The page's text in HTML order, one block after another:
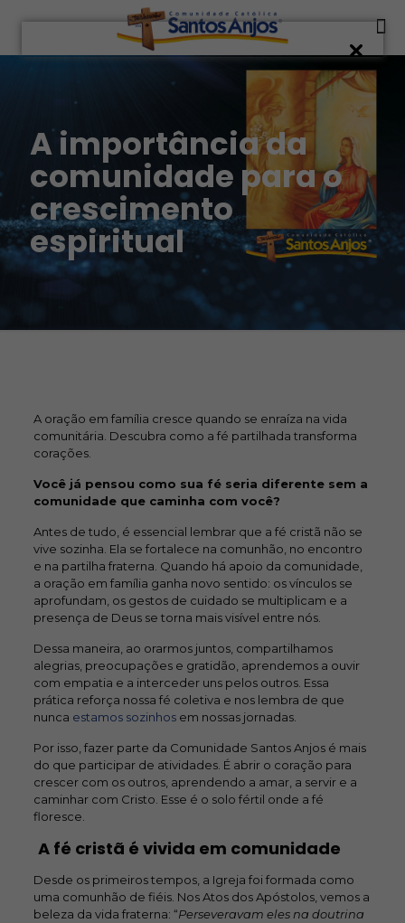
A importância da
comunidade para o
crescimento
espiritual
A oração em família cresce quando se enraíza na vida
comunitária. Descubra como a fé partilhada transforma
corações.
Você já pensou como sua fé seria diferente sem a
comunidade que caminha com você?
Antes de tudo, é essencial lembrar que a fé cristã não se
vive sozinha. Ela se fortalece na comunhão, no encontro
e na partilha fraterna. Quando há apoio da comunidade,
a oração em família ganha novo sentido: os vínculos se
aprofundam, os gestos de cuidado se multiplicam e a
presença de Deus se torna mais visível entre nós.
Dessa maneira, ao orarmos juntos, compartilhamos
alegrias, preocupações e gratidão, aprendemos a ouvir
com empatia e a interceder uns pelos outros. Essa
prática reforça nossa fé coletiva e nos lembra de que
nunca estamos sozinhosem nossas jornadas.
Por isso, fazer parte da Comunidade Santos Anjos é mais
do que participar de atividades. É abrir o coração para
crescer com os outros, aprendendo a amar, a servir e a
caminhar com Cristo. Esse é o solo fértil onde a fé
floresce.
A fé cristã é vivida em comunidade
Desde os primeiros tempos, a Igreja foi formada como
uma comunhão de fiéis. Nos Atos dos Apóstolos, vemos a
beleza da vida fraterna: “Perseveravam eles na doutrina